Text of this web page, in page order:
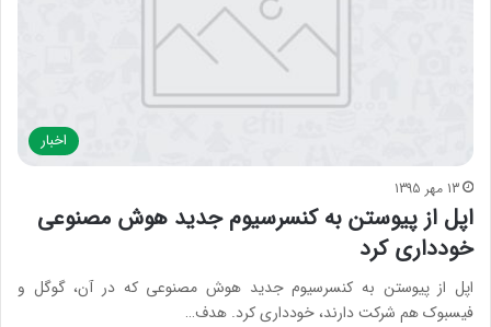
اخبار
13 مهر 1395
اپل از پیوستن به کنسرسیوم جدید هوش مصنوعی
خودداری کرد
اپل از پیوستن به کنسرسیوم جدید هوش مصنوعی که در آن، گوگل و
فیسبوک هم شرکت دارند، خودداری کرد. هدف…